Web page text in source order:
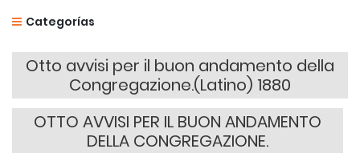
Categorías
Otto avvisi per il buon andamento della
Congregazione.(Latino) 1880
OTTO AVVISI PER IL BUON ANDAMENTO
DELLA CONGREGAZIONE.